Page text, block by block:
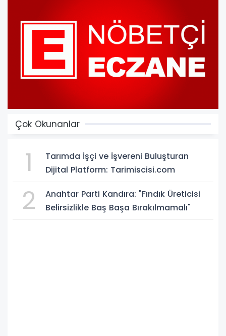
Çok Okunanlar
1
Tarımda İşçi ve İşvereni Buluşturan
Dijital Platform: Tarimiscisi.com
2
Anahtar Parti Kandıra: "Fındık Üreticisi
Belirsizlikle Baş Başa Bırakılmamalı"